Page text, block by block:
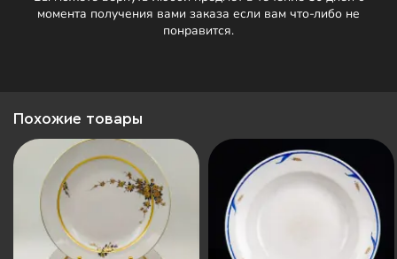
момента получения вами заказа если вам что-либо не
понравится.
Похожие товары